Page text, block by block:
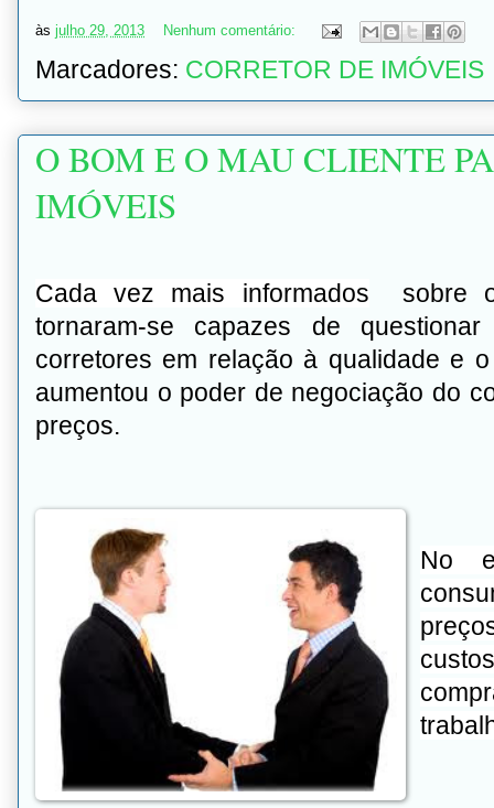
às julho 29, 2013 Nenhum comentário:
Marcadores: CORRETOR DE IMÓVEIS
O BOM E O MAU CLIENTE
IMÓVEIS
Cada vez mais informados sobre
tornaram-se capazes de
corretores em relação à qualidade e
aumentou o poder de negociação do
preços.
No